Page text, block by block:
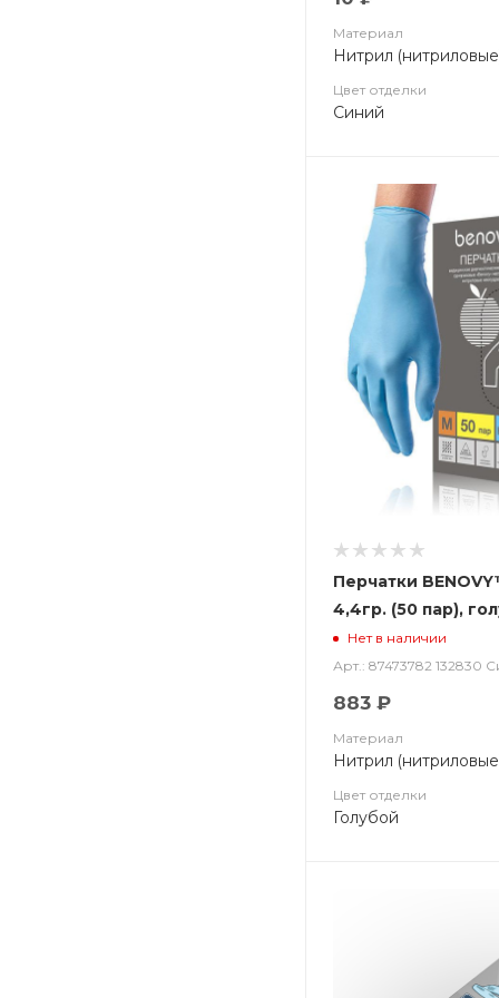
Материал
Нитрил
Цвет отделки
Синий
Перчатки
4,4гр. (50 пар),
Нет в наличии
Арт.: 87473782 132830
883 ₽
Материал
Нитрил
Цвет отделки
Голубой